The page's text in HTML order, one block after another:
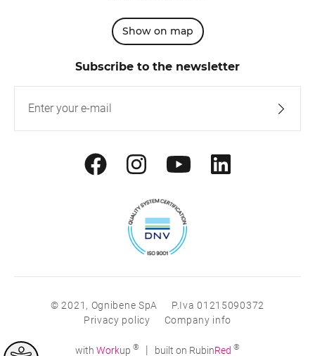
Show on map
Subscribe to the newsletter
© 2021, Ognibene SpA
P.Iva 01215090372
Privacy policy
Company info
with Workup ® | built on RubinRed ®